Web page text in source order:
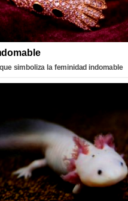
simboliza la feminidad indomable